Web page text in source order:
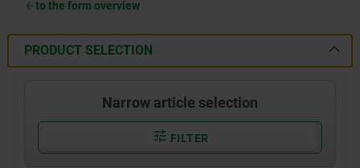
to the form overview
PRODUCT SELECTION
Narrow article selection
FILTER